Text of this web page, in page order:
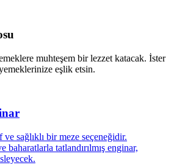
muhteşem bir lezzet katacak. İster
eşlik etsin.
sağlıklı bir meze seçeneğidir.
baharatlarla tatlandırılmış enginar,